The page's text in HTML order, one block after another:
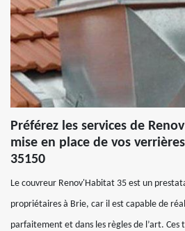
Préférez les services de
mise en place de vos
35150
Le couvreur Renov'Habitat 35 est un
propriétaires à Brie, car il est capable de
parfaitement et dans les règles de l’art. Ces